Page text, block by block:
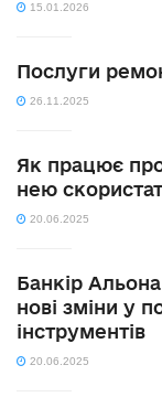
15.01.2026
Послуги
26.11.2025
Як працює
нею
20.06.2025
Банкір
нові зміни у
інструментів
20.06.2025